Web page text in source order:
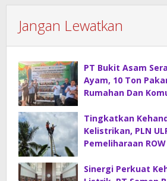
Jangan Lewatkan
PT Bukit Asam
Ayam, 10 Ton
Rumahan Dan
Tingkatkan
Kelistrikan, PLN
Pemeliharaan
Sinergi Perkuat